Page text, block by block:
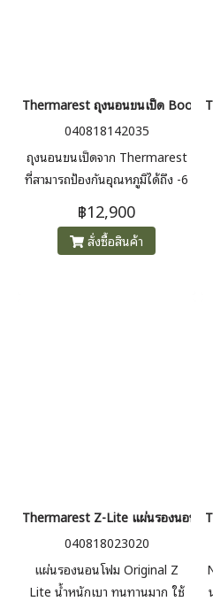
Thermarest ถุงนอนขนเป็ด Boost
040818142035
ถุงนอนขนเป็ดจาก Thermarest
ที่สามารถป้องกันอุณหภูมิได้ถึง -6
พาวเวอร์ ปราศจากสาร PFAS กัน
น้ำ (RDS)
฿12,900
สั่งซื้อสินค้า
Thermarest Z-Lite แผ่นรองนอนแ
040818023020
แผ่นรองนอนโฟม Original Z
Lite น้ำหนักเบา ทนทานมาก ใช้